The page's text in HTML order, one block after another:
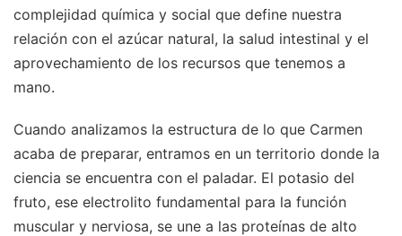
complejidad química y social que define nuestra
relación con el azúcar natural, la salud intestinal y el
aprovechamiento de los recursos que tenemos a
mano.
Cuando analizamos la estructura de lo que Carmen
acaba de preparar, entramos en un territorio donde la
ciencia se encuentra con el paladar. El potasio del
fruto, ese electrolito fundamental para la función
muscular y nerviosa, se une a las proteínas de alto